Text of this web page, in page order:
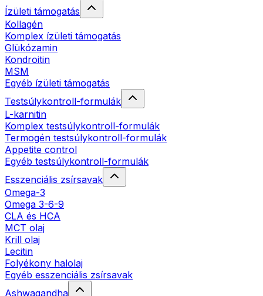
Ízületi támogatás
Kollagén
Komplex ízületi támogatás
Glükózamin
Kondroitin
MSM
Egyéb ízületi támogatás
Testsúlykontroll-formulák
L-karnitin
Komplex testsúlykontroll-formulák
Termogén testsúlykontroll-formulák
Appetite control
Egyéb testsúlykontroll-formulák
Esszenciális zsírsavak
Omega-3
Omega 3-6-9
CLA és HCA
MCT olaj
Krill olaj
Lecitin
Folyékony halolaj
Egyéb esszenciális zsírsavak
Ashwagandha